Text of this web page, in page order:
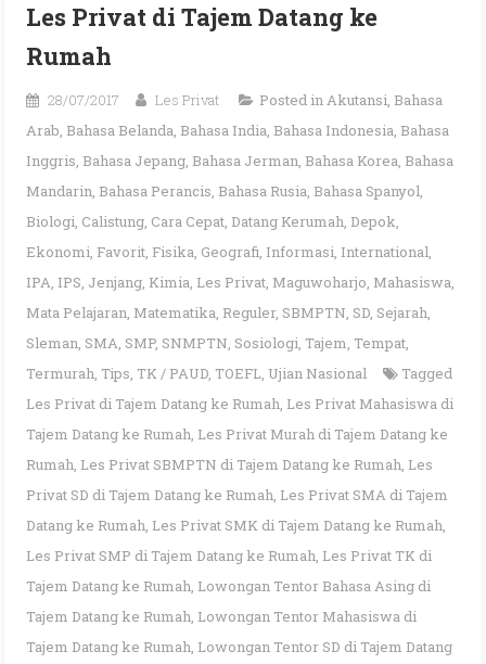
Les Privat di Tajem Datang ke
Rumah
28/07/2017 Les Privat Posted inAkutansi, Bahasa
Arab, Bahasa Belanda, Bahasa India, Bahasa Indonesia, Bahasa
Inggris, Bahasa Jepang, Bahasa Jerman, Bahasa Korea, Bahasa
Mandarin, Bahasa Perancis, Bahasa Rusia, Bahasa Spanyol,
Biologi, Calistung, Cara Cepat, Datang Kerumah, Depok,
Ekonomi, Favorit, Fisika, Geografi, Informasi, International,
IPA, IPS, Jenjang, Kimia, Les Privat, Maguwoharjo, Mahasiswa,
Mata Pelajaran, Matematika, Reguler, SBMPTN, SD, Sejarah,
Sleman, SMA, SMP, SNMPTN, Sosiologi, Tajem, Tempat,
Termurah, Tips, TK / PAUD, TOEFL, Ujian Nasional
Tagged
Les Privat di Tajem Datang ke Rumah, Les Privat Mahasiswa di
Tajem Datang ke Rumah, Les Privat Murah di Tajem Datang ke
Rumah, Les Privat SBMPTN di Tajem Datang ke Rumah, Les
Privat SD di Tajem Datang ke Rumah, Les Privat SMA di Tajem
Datang ke Rumah, Les Privat SMK di Tajem Datang ke Rumah,
Les Privat SMP di Tajem Datang ke Rumah, Les Privat TK di
Tajem Datang ke Rumah, Lowongan Tentor Bahasa Asing di
Tajem Datang ke Rumah, Lowongan Tentor Mahasiswa di
Tajem Datang ke Rumah, Lowongan Tentor SD di Tajem Datang